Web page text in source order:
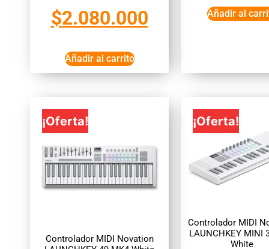
$2.080.000
Añadir al carrito
Añadir al
¡Oferta!
Controlador MIDI Novation
¡Oferta!
Controlador MIDI
LAUNCHKEY MINI
White